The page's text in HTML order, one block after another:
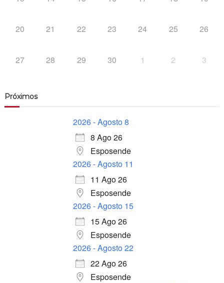
20 21 22 23 24 25 26
27 28 29 30 1 2 3
Próximos
2026 - Agosto 8
8 Ago 26
Esposende
2026 - Agosto 11
11 Ago 26
Esposende
2026 - Agosto 15
15 Ago 26
Esposende
2026 - Agosto 22
22 Ago 26
Esposende